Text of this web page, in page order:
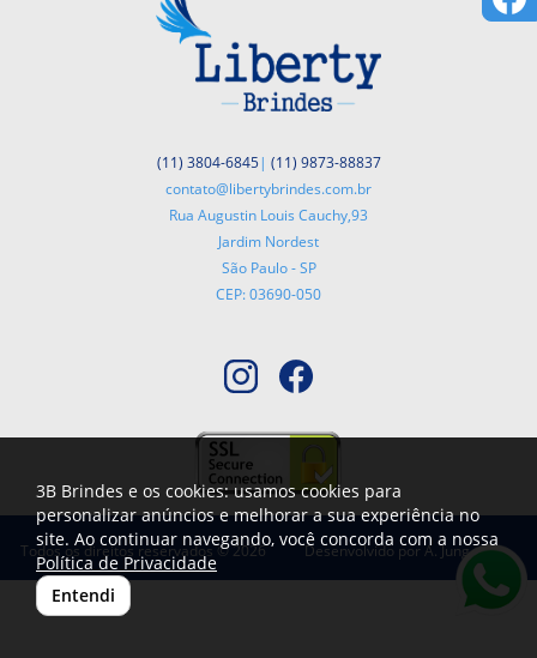
(11) 3804-6845| (11) 9873-88837
contato@libertybrindes.com.br
Rua Augustin Louis Cauchy,93
Jardim Nordest
São Paulo - SP
CEP: 03690-050
Todos os direitos reservados © 2026 Desenvolvido porA. Jung
3B Brindes e os cookies: usamos cookies para
personalizar anúncios e melhorar a sua experiência no
site. Ao continuar navegando, você concorda com a nossa
Política de Privacidade
Entendi